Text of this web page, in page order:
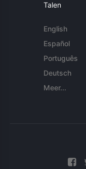
Talen
English
Español
Português
Deutsch
Meer...